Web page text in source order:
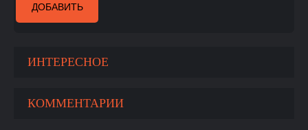
ДОБАВИТЬ
ИНТЕРЕСНОЕ
КОММЕНТАРИИ